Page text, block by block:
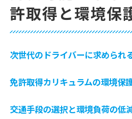
許取得と環境保
次世代のドライバーに求められ
免許取得カリキュラムの環境保
交通手段の選択と環境負荷の低